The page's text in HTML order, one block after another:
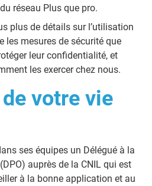
réseau Plus que pro.
plus de détails sur l’utilisation
les mesures de sécurité que
leur confidentialité, et
les exercer chez nous.
votre vie
ses équipes un Délégué à la
auprès de la CNIL qui est
à la bonne application et au